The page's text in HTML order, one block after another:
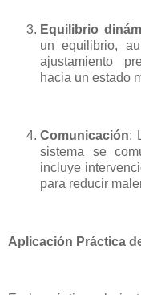
Equilibrio
un equilibrio,
ajustamiento
hacia un estado
Comunicación:
sistema se
incluye
para reducir
Aplicación Práctica